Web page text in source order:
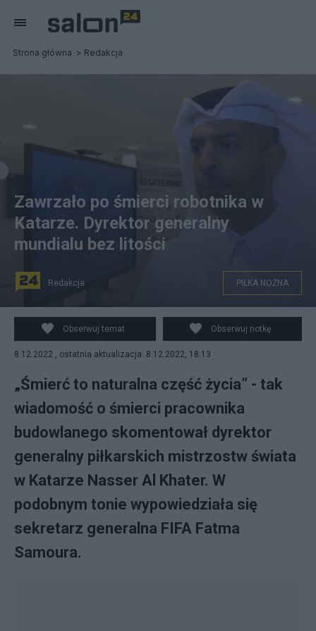
Strona główna Redakcja
Dyrektor generalny piłkarskich mistrzostw świata w
Katarze Nasser Al Khater. Fot. Twitter/Neil Barker
Zawrzało po śmierci robotnika w
Katarze. Dyrektor generalny
mundialu bez litości
Redakcja PIŁKA NOŻNA
Obserwuj temat Obserwuj notkę
8.12.2022 , ostatnia aktualizacja: 8.12.2022, 18:13
„Śmierć to naturalna część życia” - tak
wiadomość o śmierci pracownika
budowlanego skomentował dyrektor
generalny piłkarskich mistrzostw świata
w Katarze Nasser Al Khater. W
podobnym tonie wypowiedziała się
sekretarz generalna FIFA Fatma
Samoura.